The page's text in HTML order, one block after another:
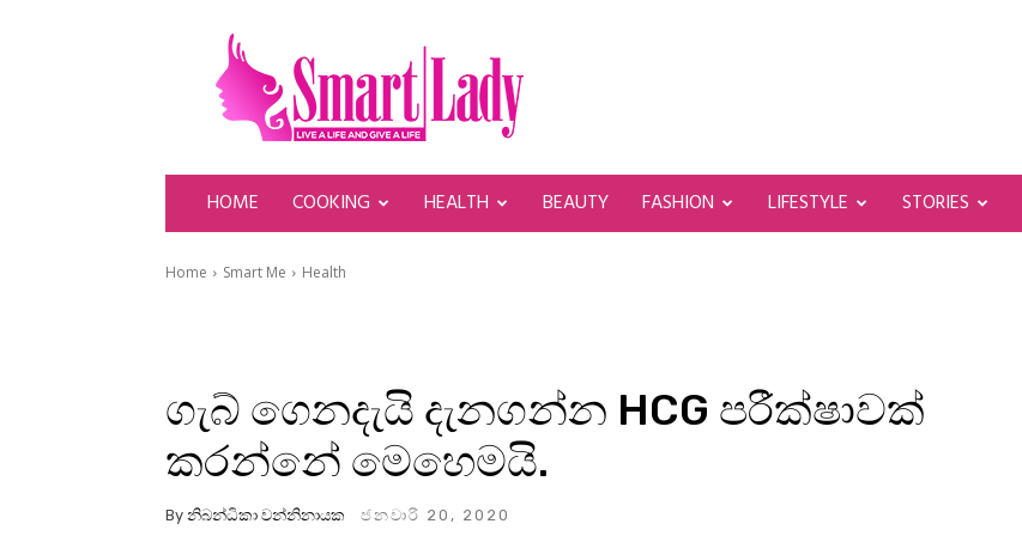
SmartLady
HOME COOKING HEALTH BEAUTY FASHION LIFESTYLE STORIES
Home Smart Me Health
ගැබ් ගෙනදැයි දැනගන්න HCG පරීක්ෂාවක්
කරන්නේ මෙහෙමයි.
By නිබන්ධිකා වන්නිනායක ජනවාරි 20, 2020